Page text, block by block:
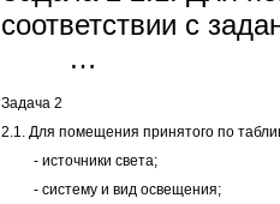
соответствии с
…
Задача 2
2.1. Для помещения принятого по
- источники света;
- систему и вид освещения;